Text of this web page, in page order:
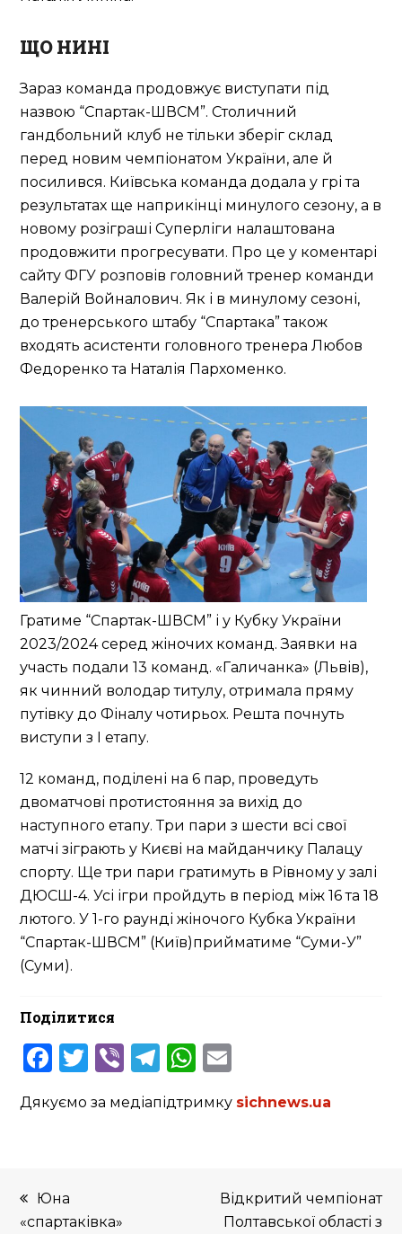
ЩО НИНІ
Зараз команда продовжує виступати під
назвою “Спартак-ШВСМ”. Столичний
гандбольний клуб не тільки зберіг склад
перед новим чемпіонатом України, але й
посилився. Київська команда додала у грі та
результатах ще наприкінці минулого сезону, а в
новому розіграші Суперліги налаштована
продовжити прогресувати. Про це у коментарі
сайту ФГУ розповів головний тренер команди
Валерій Войналович. Як і в минулому сезоні,
до тренерського штабу “Спартака” також
входять асистенти головного тренера Любов
Федоренко та Наталія Пархоменко.
Гратиме “Спартак-ШВСМ” і у Кубку України
2023/2024 серед жіночих команд. Заявки на
участь подали 13 команд. «Галичанка» (Львів),
як чинний володар титулу, отримала пряму
путівку до Фіналу чотирьох. Решта почнуть
виступи з І етапу.
12 команд, поділені на 6 пар, проведуть
двоматчові протистояння за вихід до
наступного етапу. Три пари з шести всі свої
матчі зіграють у Києві на майданчику Палацу
спорту. Ще три пари гратимуть в Рівному у залі
ДЮСШ-4. Усі ігри пройдуть в період між 16 та 18
лютого. У 1-го раунді жіночого Кубка України
“Спартак-ШВСМ” (Київ)прийматиме “Суми-У”
(Суми).
Поділитися
Facebook
Twitter
ViberTelegram
WhatsApp
Дякуємо за медіапідтримку sichnews.ua
previous
post:
Юна
«спартаківка»
next
post:
Відкритий чемпіонат
Полтавської області з